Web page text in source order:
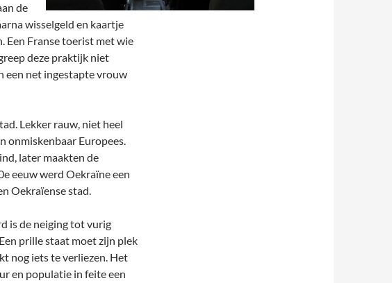
de
wisselgeld en kaartje
Een Franse toerist met wie
deze praktijk niet
een net ingestapte vrouw
Lekker rauw, niet heel
onmiskenbaar Europees.
later maakten de
eeuw werd Oekraïne een
Oekraïense stad.
is de neiging tot vurig
prille staat moet zijn plek
nog iets te verliezen. Het
en populatie in feite een